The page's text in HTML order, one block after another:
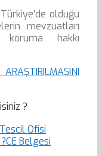
olduğu
mevzuatları
hakkı
?
Ofisi
CE Belgesi